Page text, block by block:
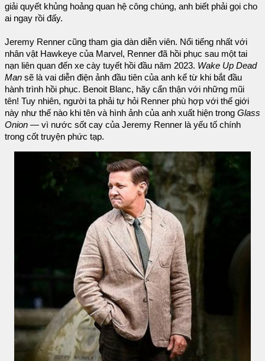
giải quyết khủng hoảng quan hệ công chúng, anh biết phải gọi cho
ai ngay rồi đấy.
Jeremy Renner cũng tham gia dàn diễn viên. Nổi tiếng nhất với
nhân vật Hawkeye của Marvel, Renner đã hồi phục sau một tai
nạn liên quan đến xe cày tuyết hồi đầu năm 2023. Wake Up Dead
Man sẽ là vai diễn điện ảnh đầu tiên của anh kể từ khi bắt đầu
hành trình hồi phục. Benoit Blanc, hãy cẩn thận với những mũi
tên! Tuy nhiên, người ta phải tự hỏi Renner phù hợp với thế giới
này như thế nào khi tên và hình ảnh của anh xuất hiện trong Glass
Onion — vì nước sốt cay của Jeremy Renner là yếu tố chính
trong cốt truyện phức tạp.